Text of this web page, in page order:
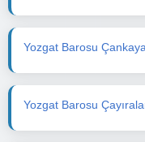
Yozgat Barosu
Yozgat Barosu